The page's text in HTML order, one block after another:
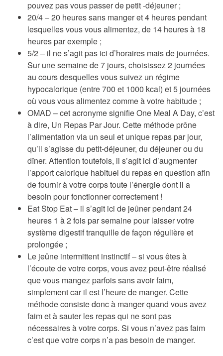
pouvez pas vous passer de petit -déjeuner ;
20/4 –20 heures sans manger et 4 heures pendant
lesquelles vous vous alimentez, de 14 heures à 18
heures par exemple ;
5/2 – il ne s’agit pas ici d’horaires mais de journées.
Sur une semaine de 7 jours, choisissez 2 journées
au cours desquelles vous suivez un régime
hypocalorique (entre 700 et 1000 kcal) et 5 journées
où vous vous alimentez comme à votre habitude ;
OMAD –cet acronyme signifie One Meal A Day, c’est
à dire, Un Repas Par Jour. Cette méthode prône
l’alimentation via un seul et unique repas par jour,
qu’il s’agisse du petit-déjeuner, du déjeuner ou du
dîner. Attention toutefois, il s’agit ici d’augmenter
l’apport calorique habituel du repas en question afin
de fournir à votre corps toute l’énergie dont il a
besoin pour fonctionner correctement !
Eat Stop Eat – il s’agit ici de jeûner pendant 24
heures 1 à 2 fois par semaine pour laisser votre
système digestif tranquille de façon régulière et
prolongée ;
Le jeûne intermittent instinctif –si vous êtes à
l’écoute de votre corps, vous avez peut-être réalisé
que vous mangez parfois sans avoir faim,
simplement car il est l’heure de manger. Cette
méthode consiste donc à manger quand vous avez
faim et à sauter les repas qui ne sont pas
nécessaires à votre corps. Si vous n’avez pas faim
c’est que votre corps n’a pas besoin de manger.